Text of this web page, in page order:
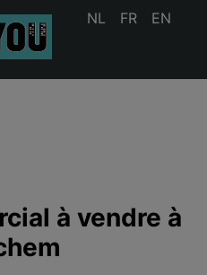
NL FR EN
à vendre à